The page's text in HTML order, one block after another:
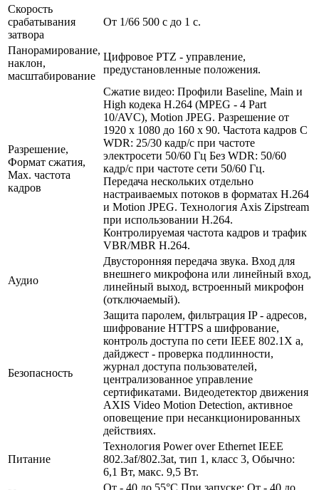
Скорость
срабатывания
затвора
От 1/66 500 с до 1 с.
Панорамирование,
наклон,
масштабирование
Цифровое PTZ - управление,
предустановленные положения.
Разрешение,
Формат сжатия,
Max. частота
кадров
Сжатие видео: Профили Baseline, Main и
High кодека H.264 (MPEG - 4 Part
10/AVC), Motion JPEG. Разрешение от
1920 x 1080 до 160 x 90. Частота кадров С
WDR: 25/30 кадр/с при частоте
электросети 50/60 Гц Без WDR: 50/60
кадр/с при частоте сети 50/60 Гц.
Передача нескольких отдельно
настраиваемых потоков в форматах H.264
и Motion JPEG. Технология Axis Zipstream
при использовании H.264.
Контролируемая частота кадров и трафик
VBR/MBR H.264.
Аудио
Двусторонняя передача звука. Вход для
внешнего микрофона или линейный вход,
линейный выход, встроенный микрофон
(отключаемый).
Безопасность
Защита паролем, фильтрация IP - адресов,
шифрование HTTPS a шифрование,
контроль доступа по сети IEEE 802.1X a,
дайджест - проверка подлинности,
журнал доступа пользователей,
централизованное управление
сертификатами. Видеодетектор движения
AXIS Video Motion Detection, активное
оповещение при несанкционированных
действиях.
Питание
Технология Power over Ethernet IEEE
802.3af/802.3at, тип 1, класс 3, Обычно:
6,1 Вт, макс. 9,5 Вт.
От - 40 до 55°C При запуске: От - 40 до